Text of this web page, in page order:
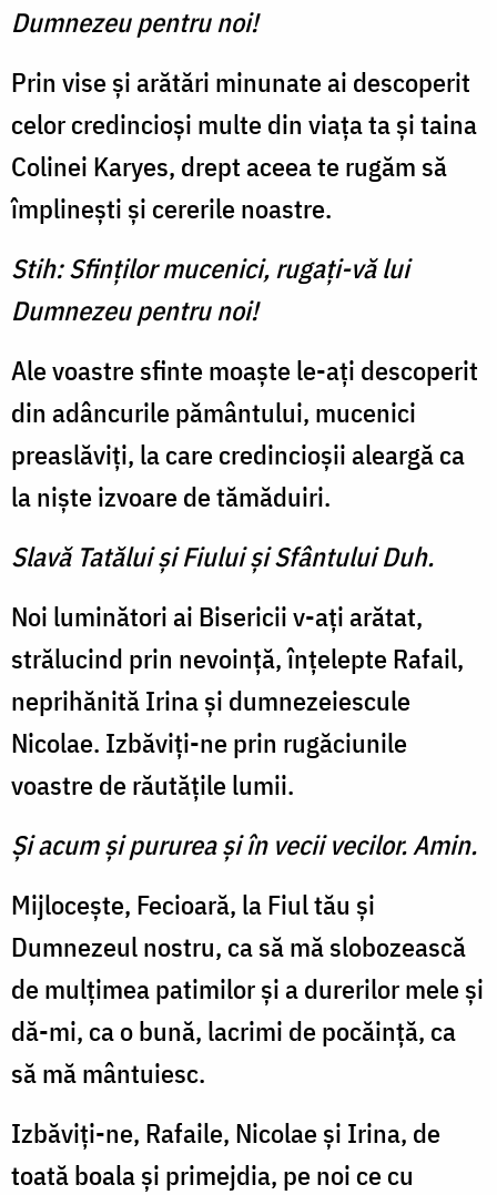
Dumnezeu pentru noi!
Prin vise și arătări minunate ai descoperit
celor credincioși multe din viața ta și taina
Colinei Karyes, drept aceea te rugăm să
împlinești și cererile noastre.
Stih: Sfinților mucenici, rugați-vă lui
Dumnezeu pentru noi!
Ale voastre sfinte moaște le-ați descoperit
din adâncurile pământului, mucenici
preaslăviți, la care credincioșii aleargă ca
la niște izvoare de tămăduiri.
Slavă Tatălui şi Fiului şi Sfântului Duh.
Noi luminători ai Bisericii v-ați arătat,
strălucind prin nevoință, înțelepte Rafail,
neprihănită Irina și dumnezeiescule
Nicolae. Izbăviți-ne prin rugăciunile
voastre de răutățile lumii.
Şi acum şi pururea şi în vecii vecilor. Amin.
Mijlocește, Fecioară, la Fiul tău și
Dumnezeul nostru, ca să mă slobozească
de mulțimea patimilor și a durerilor mele și
dă-mi, ca o bună, lacrimi de pocăință, ca
să mă mântuiesc.
Izbăviți-ne, Rafaile, Nicolae și Irina, de
toată boala și primejdia, pe noi ce cu